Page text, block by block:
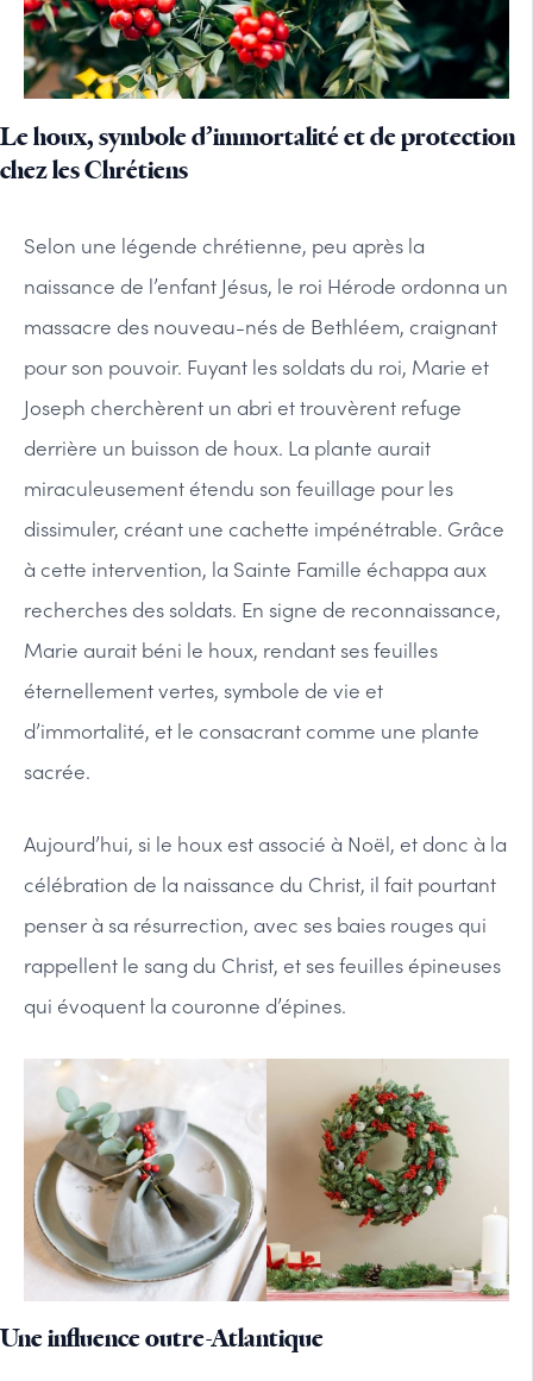
Le houx, symbole d’immortalité et de protection
chez les Chrétiens
Selon une légende chrétienne, peu après la
naissance de l’enfant Jésus, le roi Hérode ordonna un
massacre des nouveau-nés de Bethléem, craignant
pour son pouvoir. Fuyant les soldats du roi, Marie et
Joseph cherchèrent un abri et trouvèrent refuge
derrière un buisson de houx. La plante aurait
miraculeusement étendu son feuillage pour les
dissimuler, créant une cachette impénétrable. Grâce
à cette intervention, la Sainte Famille échappa aux
recherches des soldats. En signe de reconnaissance,
Marie aurait béni le houx, rendant ses feuilles
éternellement vertes, symbole de vie et
d’immortalité, et le consacrant comme une plante
sacrée.
Aujourd’hui, si le houx est associé à Noël, et donc à la
célébration de la naissance du Christ, il fait pourtant
penser à sa résurrection, avec ses baies rouges qui
rappellent le sang du Christ, et ses feuilles épineuses
qui évoquent la couronne d’épines.
Une influence outre-Atlantique